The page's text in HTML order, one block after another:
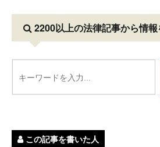
2200以上の法律記事から情報
この記事を書いた人